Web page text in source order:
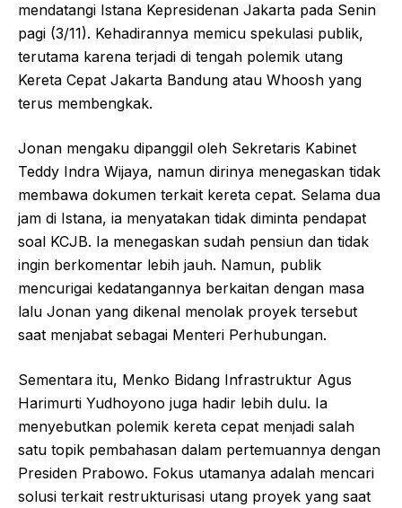
mendatangi Istana Kepresidenan Jakarta pada Senin
pagi (3/11). Kehadirannya memicu spekulasi publik,
terutama karena terjadi di tengah polemik utang
Kereta Cepat Jakarta Bandung atau Whoosh yang
terus membengkak.
Jonan mengaku dipanggil oleh Sekretaris Kabinet
Teddy Indra Wijaya, namun dirinya menegaskan tidak
membawa dokumen terkait kereta cepat. Selama dua
jam di Istana, ia menyatakan tidak diminta pendapat
soal KCJB. Ia menegaskan sudah pensiun dan tidak
ingin berkomentar lebih jauh. Namun, publik
mencurigai kedatangannya berkaitan dengan masa
lalu Jonan yang dikenal menolak proyek tersebut
saat menjabat sebagai Menteri Perhubungan.
Sementara itu, Menko Bidang Infrastruktur Agus
Harimurti Yudhoyono juga hadir lebih dulu. Ia
menyebutkan polemik kereta cepat menjadi salah
satu topik pembahasan dalam pertemuannya dengan
Presiden Prabowo. Fokus utamanya adalah mencari
solusi terkait restrukturisasi utang proyek yang saat